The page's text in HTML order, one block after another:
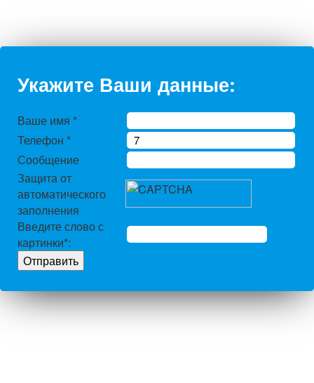
Укажите Ваши данные:
Ваше имя *
Телефон *
Сообщение
Защита от
автоматического
заполнения
Введите слово с
картинки*: